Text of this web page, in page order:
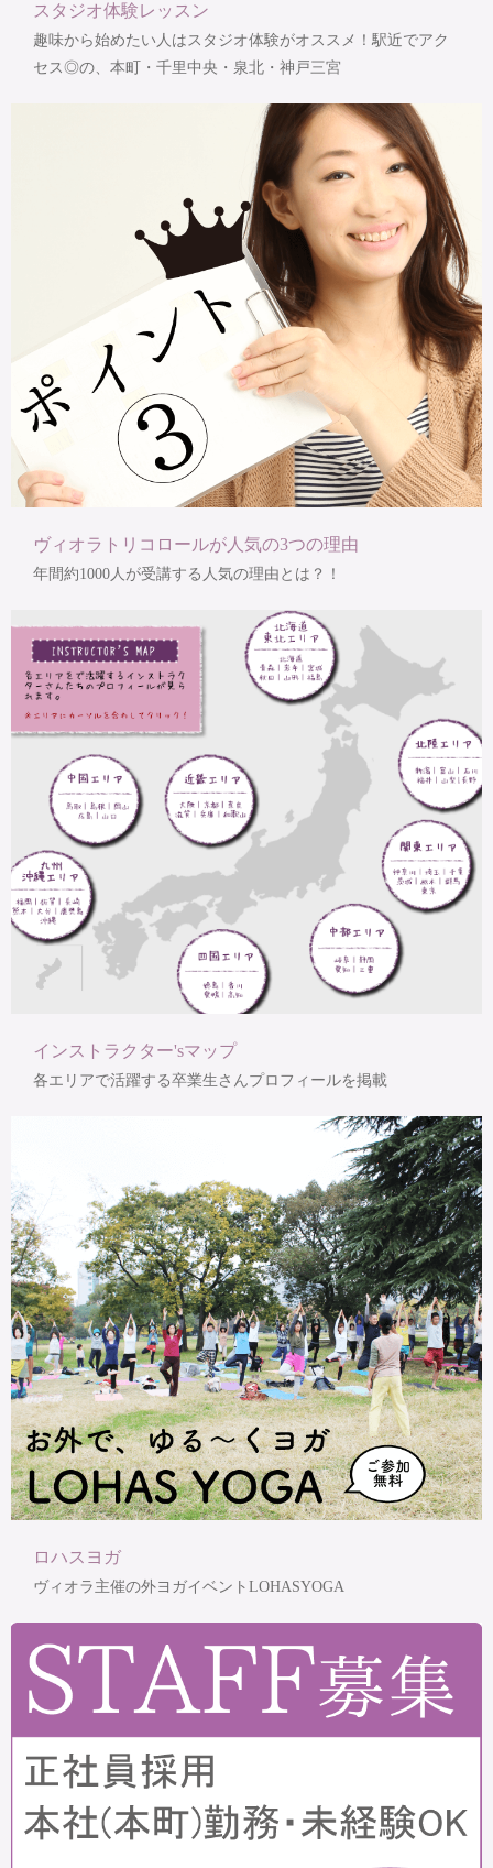
スタジオ体験レッスン
趣味から始めたい人はスタジオ体験がオススメ！駅近でアク
セス◎の、本町・千里中央・泉北・神戸三宮
ヴィオラトリコロールが人気の3つの理由
年間約1000人が受講する人気の理由とは？！
インストラクター'sマップ
各エリアで活躍する卒業生さんプロフィールを掲載
ロハスヨガ
ヴィオラ主催の外ヨガイベントLOHASYOGA